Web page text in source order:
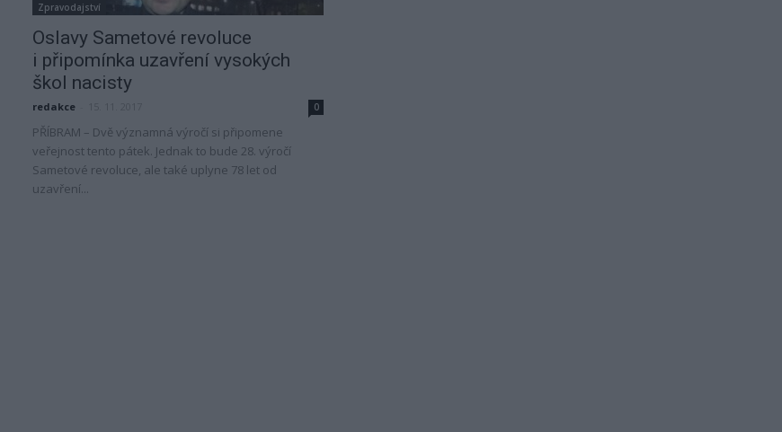
Zpravodajství
Oslavy Sametové revoluce
i připomínka uzavření vysokých
škol nacisty
redakce 0
PŘÍBRAM – Dvě významná výročí si připomene
veřejnost tento pátek. Jednak to bude 28. výročí
Sametové revoluce, ale také uplyne 78 let od
uzavření...